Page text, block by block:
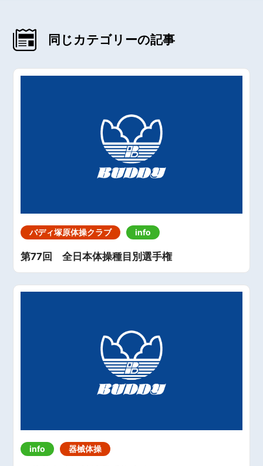
同じカテゴリーの記事
バディ塚原体操クラブ info
第77回 全日本体操種目別選手権
info 器械体操